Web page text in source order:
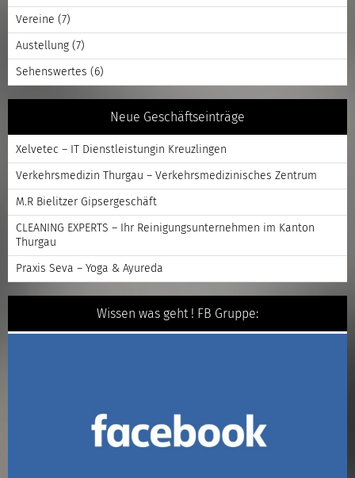
Vereine (7)
Austellung (7)
Sehenswertes (6)
Neue Geschäftseinträge
Xelvetec – IT Dienstleistungin Kreuzlingen
Verkehrsmedizin Thurgau – Verkehrsmedizinisches Zentrum
M.R Bielitzer Gipsergeschäft
CLEANING EXPERTS – Ihr Reinigungsunternehmen im Kanton
Thurgau
Praxis Seva – Yoga & Ayureda
Wissen was geht ! FB Gruppe: